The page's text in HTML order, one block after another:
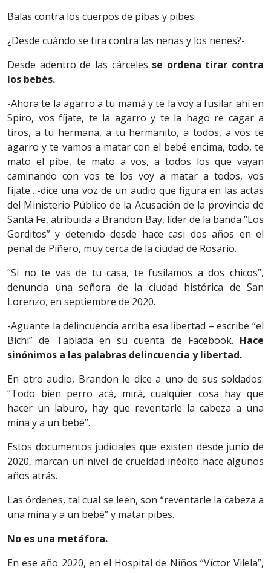
Balas contra los cuerpos de pibas y pibes.
¿Desde cuándo se tira contra las nenas y los nenes?-
Desde adentro de las cárceles se ordena tirar contra
los bebés.
-Ahora te la agarro a tu mamá y te la voy a fusilar ahí en
Spiro, vos fíjate, te la agarro y te la hago re cagar a
tiros, a tu hermana, a tu hermanito, a todos, a vos te
agarro y te vamos a matar con el bebé encima, todo, te
mato el pibe, te mato a vos, a todos los que vayan
caminando con vos te los voy a matar a todos, vos
fíjate…-dice una voz de un audio que figura en las actas
del Ministerio Público de la Acusación de la provincia de
Santa Fe, atribuida a Brandon Bay, líder de la banda “Los
Gorditos” y detenido desde hace casi dos años en el
penal de Piñero, muy cerca de la ciudad de Rosario.
“Si no te vas de tu casa, te fusilamos a dos chicos”,
denuncia una señora de la ciudad histórica de San
Lorenzo, en septiembre de 2020.
-Aguante la delincuencia arriba esa libertad – escribe “el
Bichi” de Tablada en su cuenta de Facebook. Hace
sinónimos a las palabras delincuencia y libertad.
En otro audio, Brandon le dice a uno de sus soldados:
“Todo bien perro acá, mirá, cualquier cosa hay que
hacer un laburo, hay que reventarle la cabeza a una
mina y a un bebé”.
Estos documentos judiciales que existen desde junio de
2020, marcan un nivel de crueldad inédito hace algunos
años atrás.
Las órdenes, tal cual se leen, son “reventarle la cabeza a
una mina y a un bebé” y matar pibes.
No es una metáfora.
En ese año 2020, en el Hospital de Niños “Víctor Vilela”,